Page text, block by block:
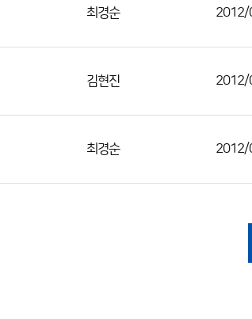
최경순 2012/
김현진 2012/
최경순 2012/